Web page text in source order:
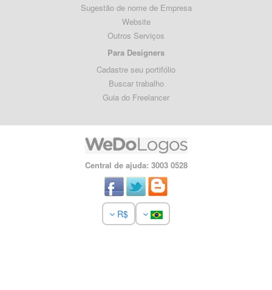
Sugestão de nome de Empresa
Website
Outros Serviços
Para Designers
Cadastre seu portifólio
Buscar trabalho
Guia do Freelancer
Central de ajuda: 3003 0528
R$